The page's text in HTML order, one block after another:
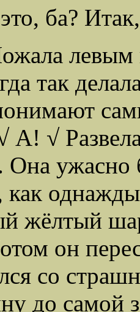
ба?
левым
так
А! √
Она
как
жёлтый
он
со
до самой